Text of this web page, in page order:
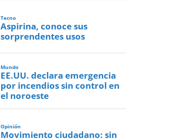
Tecno
Aspirina, conoce sus
sorprendentes usos
Mundo
EE.UU. declara emergencia
por incendios sin control en
el noroeste
Opinión
Movimiento ciudadano: sin